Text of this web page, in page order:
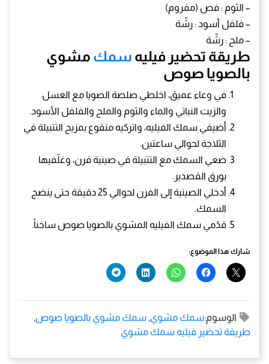
– الثوم : فص (مفروم)
– فلفل أسود : رشّة
– ملح : رشّة
طريقة تحضير فيليه سمك مشوي
بالصويا صوص
في وعاء عميق، اخلطي صلصة الصويا مع العسل
والزيت النباتي والماء والثوم والملح والفلفل الأسود.
أضيفي سمك الفيليه، واتركيه منقوع بمزيج التتبيلة في
الثلاجة لحوالي ساعتين.
ضعي السمك مع التتبيلة في صينية فرن، وغلّفيها
بورق القصدير.
أدخلي الصينية إلى الفرن لحوالي 25 دقيقة حتى ينضج
السمك.
قدّمي سمك الفيليه المشوي بالصويا صوص ساخناً.
شارك هذا الموضوع:
الوسوم:سمك مشوي, سمك مشوي بالصويا صوص,
طريقة تحضير فيليه سمك مشوي